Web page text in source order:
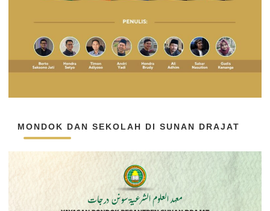
MONDOK DAN SEKOLAH DI SUNAN DRAJAT